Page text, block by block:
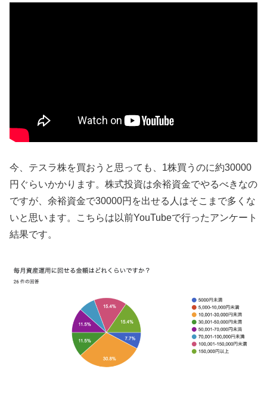
今、テスラ株を買おうと思っても、1株買うのに約30000
円ぐらいかかります。株式投資は余裕資金でやるべきなの
ですが、余裕資金で30000円を出せる人はそこまで多くな
いと思います。こちらは以前YouTubeで行ったアンケート
結果です。